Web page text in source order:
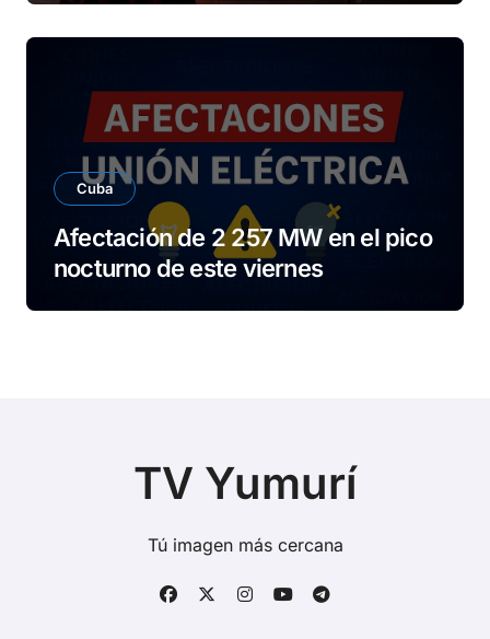
Cuba
Afectación de 2 257 MW en el pico
nocturno de este viernes
TV Yumurí
Tú imagen más cercana